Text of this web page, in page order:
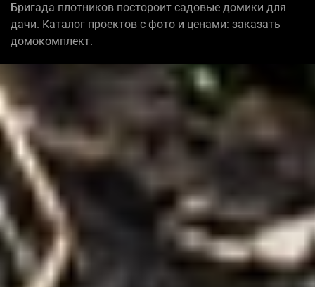
Бригада плотников постороит садовые домики для
дачи. Каталог проектов с фото и ценами: заказать
домокомплект.